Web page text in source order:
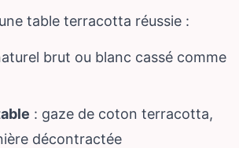
table terracotta réussie :
brut ou blanc cassé comme
: gaze de coton terracotta,
décontractée